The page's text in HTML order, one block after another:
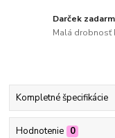
Darček
Malá drobnosť
Kompletné špecifikácie
Hodnotenie 0